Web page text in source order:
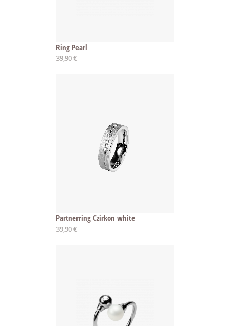
Ring Pearl
39,90 €
Partnerring Czirkon white
39,90 €